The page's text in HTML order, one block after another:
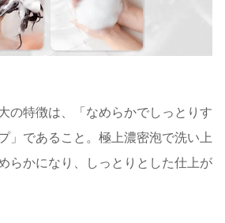
の特徴は、「なめらかでしっとりす
」であること。極上濃密泡で洗い上
らかになり、しっとりとした仕上が